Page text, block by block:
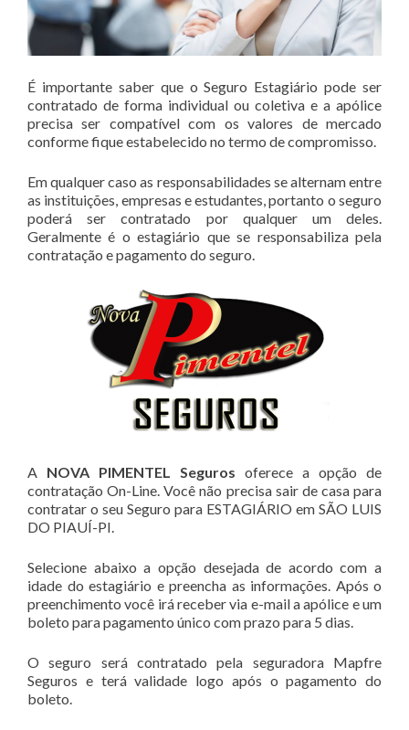
É importante saber que o Seguro Estagiário pode ser
contratado de forma individual ou coletiva e a apólice
precisa ser compatível com os valores de mercado
conforme fique estabelecido no termo de compromisso.
Em qualquer caso as responsabilidades se alternam entre
as instituições, empresas e estudantes, portanto o seguro
poderá ser contratado por qualquer um deles.
Geralmente é o estagiário que se responsabiliza pela
contratação e pagamento do seguro.
A NOVA PIMENTEL Seguros oferece a opção de
contratação On-Line. Você não precisa sair de casa para
contratar o seu Seguro para ESTAGIÁRIO em SÃO LUIS
DO PIAUÍ-PI.
Selecione abaixo a opção desejada de acordo com a
idade do estagiário e preencha as informações. Após o
preenchimento você irá receber via e-mail a apólice e um
boleto para pagamento único com prazo para 5 dias.
O seguro será contratado pela seguradora Mapfre
Seguros e terá validade logo após o pagamento do
boleto.